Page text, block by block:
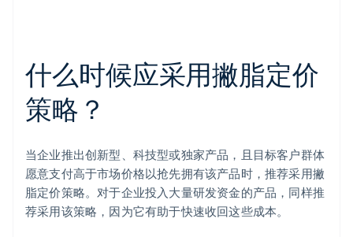
什么时候应采用撇脂定价
策略？
当企业推出创新型、科技型或独家产品，且目标客户群体
愿意支付高于市场价格以抢先拥有该产品时，推荐采用撇
脂定价策略。对于企业投入大量研发资金的产品，同样推
荐采用该策略，因为它有助于快速收回这些成本。